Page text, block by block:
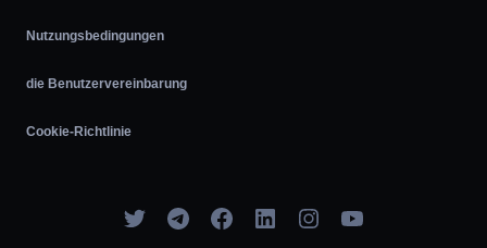
Nutzungsbedingungen
die Benutzervereinbarung
Cookie-Richtlinie